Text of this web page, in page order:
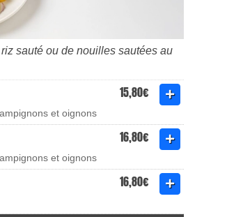
sauté ou de nouilles sautées au
15,80€
et oignons
16,80€
et oignons
16,80€